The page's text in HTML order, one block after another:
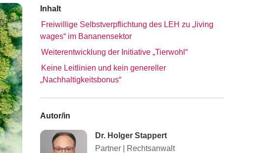
Inhalt
Freiwillige Selbstverpflichtung des LEH zu „living
wages“ im Bananensektor
Weiterentwicklung der Initiative „Tierwohl“
Keine Leitlinien und kein genereller
„Nachhaltigkeitsbonus“
Autor/in
Dr. Holger Stappert
Partner
Rechtsanwalt